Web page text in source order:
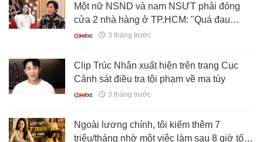
Một nữ NSND và nam NSƯT phải đóng
cửa 2 nhà hàng ở TP.HCM: "Quá đau
lòng!"
3 tháng trước
Clip Trúc Nhân xuất hiện trên trang Cục
Cảnh sát điều tra tội phạm về ma túy
3 tháng trước
Ngoài lương chính, tôi kiếm thêm 7
triệu/tháng nhờ một việc làm sau 8 giờ tối: